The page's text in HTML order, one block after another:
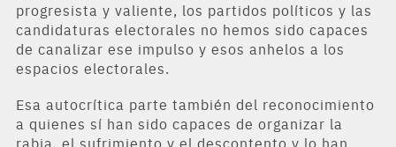
progresista y valiente, los partidos políticos y las
candidaturas electorales no hemos sido capaces
de canalizar ese impulso y esos anhelos a los
espacios electorales.
Esa autocrítica parte también del reconocimiento
a quienes sí han sido capaces de organizar la
rabia, el sufrimiento y el descontento y lo han